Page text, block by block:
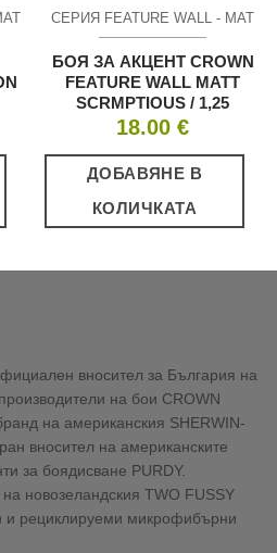
СЕРИЯ FEATURE WALL - МАТ
БОЯ ЗА АКЦЕНТ CROWN
FEATURE WALL MATT
SCRMPTIOUS / 1,25
18.00 €
ДОБАВЯНЕ В
КОЛИЧКАТА
вносител за България на
на бои CROWN
на американския SHERWIN-
вносител на американските
за боядисване PURDY.
новозеландския TWO FUSSY
и рециклируеми микрофибърни